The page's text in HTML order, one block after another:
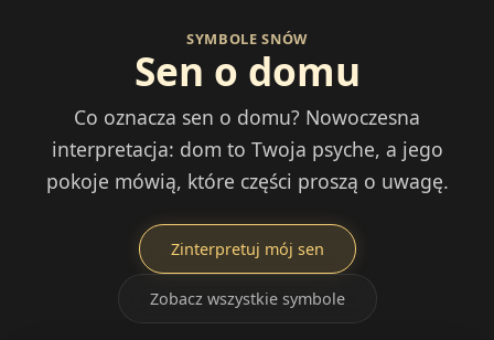
SYMBOLE SNÓW
Sen o domu
Co oznacza sen o domu? Nowoczesna
interpretacja: dom to Twoja psyche, a jego
pokoje mówią, które części proszą o uwagę.
Zinterpretuj mój sen
Zobacz wszystkie symbole